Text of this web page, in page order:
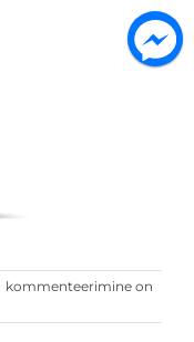
lb812w-
kommenteerimine on